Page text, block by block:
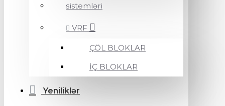
sistemləri
VRF
ÇÖL BLOKLAR
İÇ BLOKLAR
Yeniliklər